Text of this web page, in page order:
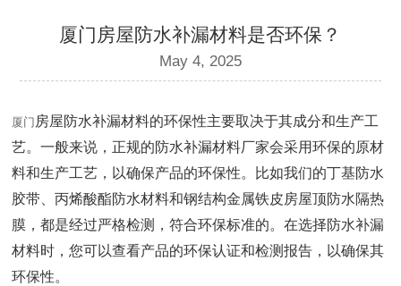
厦门房屋防水补漏材料是否环保？
May 4, 2025
厦门 房屋防水补漏材料的环保性主要取决于其成分和生产工
艺。一般来说，正规的防水补漏材料厂家会采用环保的原材
料和生产工艺，以确保产品的环保性。比如我们的丁基防水
胶带、丙烯酸酯防水材料和钢结构金属铁皮房屋顶防水隔热
膜，都是经过严格检测，符合环保标准的。在选择防水补漏
材料时，您可以查看产品的环保认证和检测报告，以确保其
环保性。